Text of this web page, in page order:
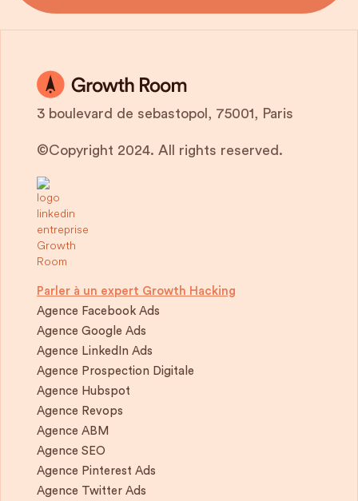
3 boulevard de sebastopol, 75001, Paris
©Copyright 2024. All rights reserved.
Parler à un expert Growth Hacking
Agence Facebook Ads
Agence Google Ads
Agence LinkedIn Ads
Agence Prospection Digitale
Agence Hubspot
Agence Revops
Agence ABM
Agence SEO
Agence Pinterest Ads
Agence Twitter Ads